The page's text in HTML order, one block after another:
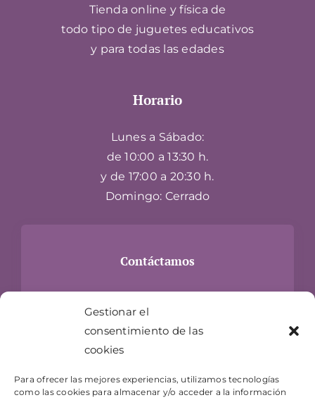
Gestionar el
consentimiento de las
cookies
Para ofrecer las mejores experiencias, utilizamos tecnologías
como las cookies para almacenar y/o acceder a la información
Tienda online y física de
todo tipo de juguetes educativos
y para todas las edades
Horario
Lunes a Sábado:
de 10:00 a 13:30 h.
y de 17:00 a 20:30 h.
Domingo: Cerrado
Contáctamos
17300 Blanes, Girona
info@jugueteriaelgenio.com
T- 872 073 983